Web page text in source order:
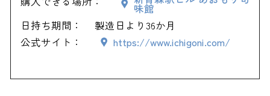
味館
日持ち期間：
製造日より36か月
公式サイト：
https://www.ichigoni.com/